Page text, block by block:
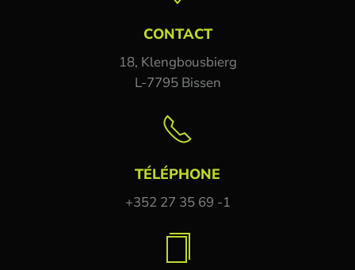
CONTACT
18, Klengbousbierg
L-7795 Bissen
TÉLÉPHONE
+352 27 35 69 -1